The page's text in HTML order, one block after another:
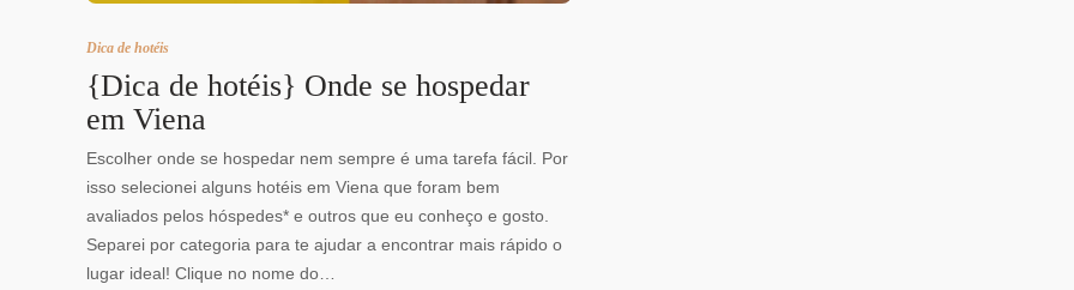
Dica de hotéis
{Dica de hotéis} Onde se hospedar
em Viena
Escolher onde se hospedar nem sempre é uma tarefa fácil. Por
isso selecionei alguns hotéis em Viena que foram bem
avaliados pelos hóspedes* e outros que eu conheço e gosto.
Separei por categoria para te ajudar a encontrar mais rápido o
lugar ideal! Clique no nome do…